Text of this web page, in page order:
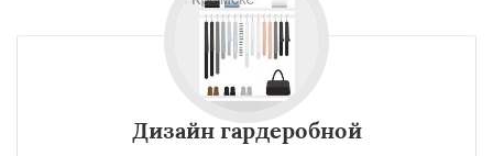
Дизайн гардеробной